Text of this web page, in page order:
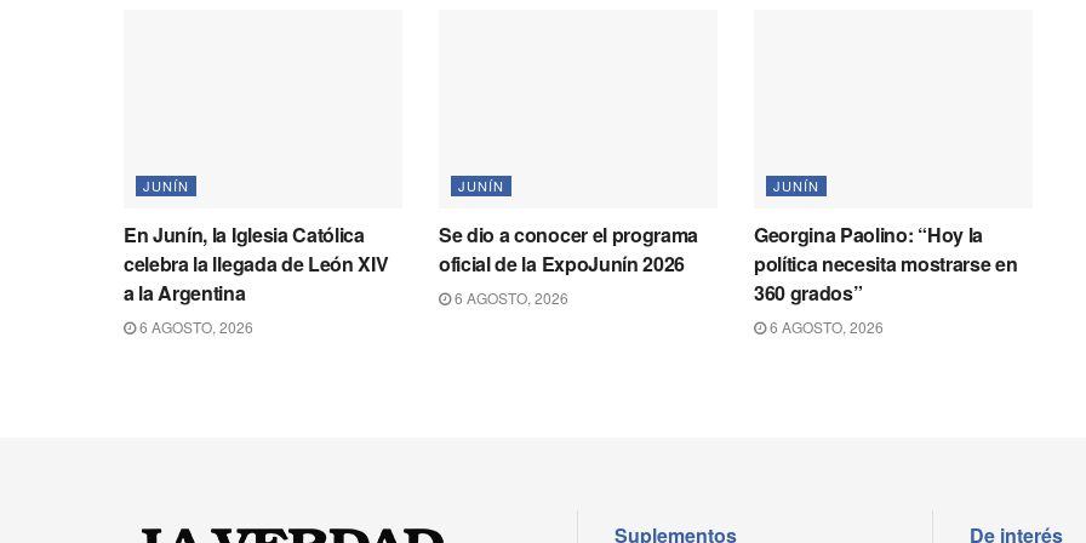
JUNÍN
En Junín, la Iglesia Católica
celebra la llegada de León XIV
a la Argentina
6 AGOSTO, 2026
JUNÍN
Se dio a conocer el programa
oficial de la ExpoJunín 2026
6 AGOSTO, 2026
JUNÍN
Georgina Paolino: “Hoy la
política necesita mostrarse en
360 grados”
6 AGOSTO, 2026
Suplementos De interés